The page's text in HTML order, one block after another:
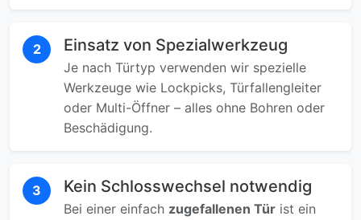
2 Einsatz von Spezialwerkzeug
Je nach Türtyp verwenden wir spezielle
Werkzeuge wie Lockpicks, Türfallengleiter
oder Multi-Öffner – alles ohne Bohren oder
Beschädigung.
3 Kein Schlosswechsel notwendig
Bei einer einfach zugefallenen Tür ist ein